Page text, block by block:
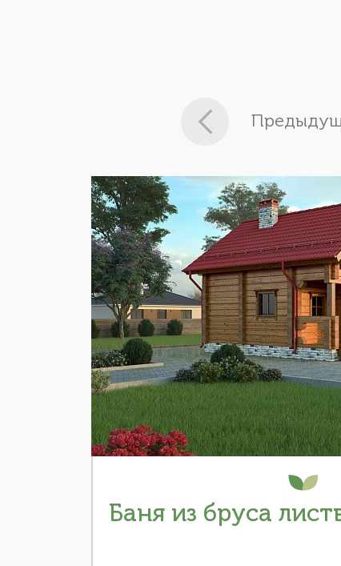
Баня из бруса